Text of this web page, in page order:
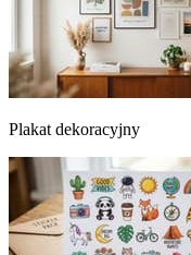
Plakat dekoracyjny